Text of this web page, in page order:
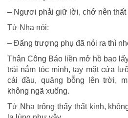
– Ngươi phải giữ lời, chớ nên thất
Tử Nha nói:
– Ðấng trượng phụ đã nói ra thì
Thân Công Báo liền mở hồ bao
trái nắm tóc mình, tay mặt cứa
cái đầu, quăng bỗng lên trời,
không ngã xuống.
Tử Nha trông thấy thất kinh,